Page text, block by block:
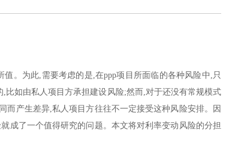
。为此,需要考虑的是,在ppp项目所面临的各种风险中,只
如由私人项目方承担建设风险;然而,对于还没有常规模式
而产生差异,私人项目方往往不一定接受这种风险安排。因
成了一个值得研究的问题。本文将对利率变动风险的分担